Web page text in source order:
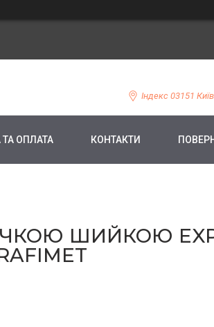
Індекс 03151
ОПЛАТА КОНТАКТИ
ШИЙКОЮ